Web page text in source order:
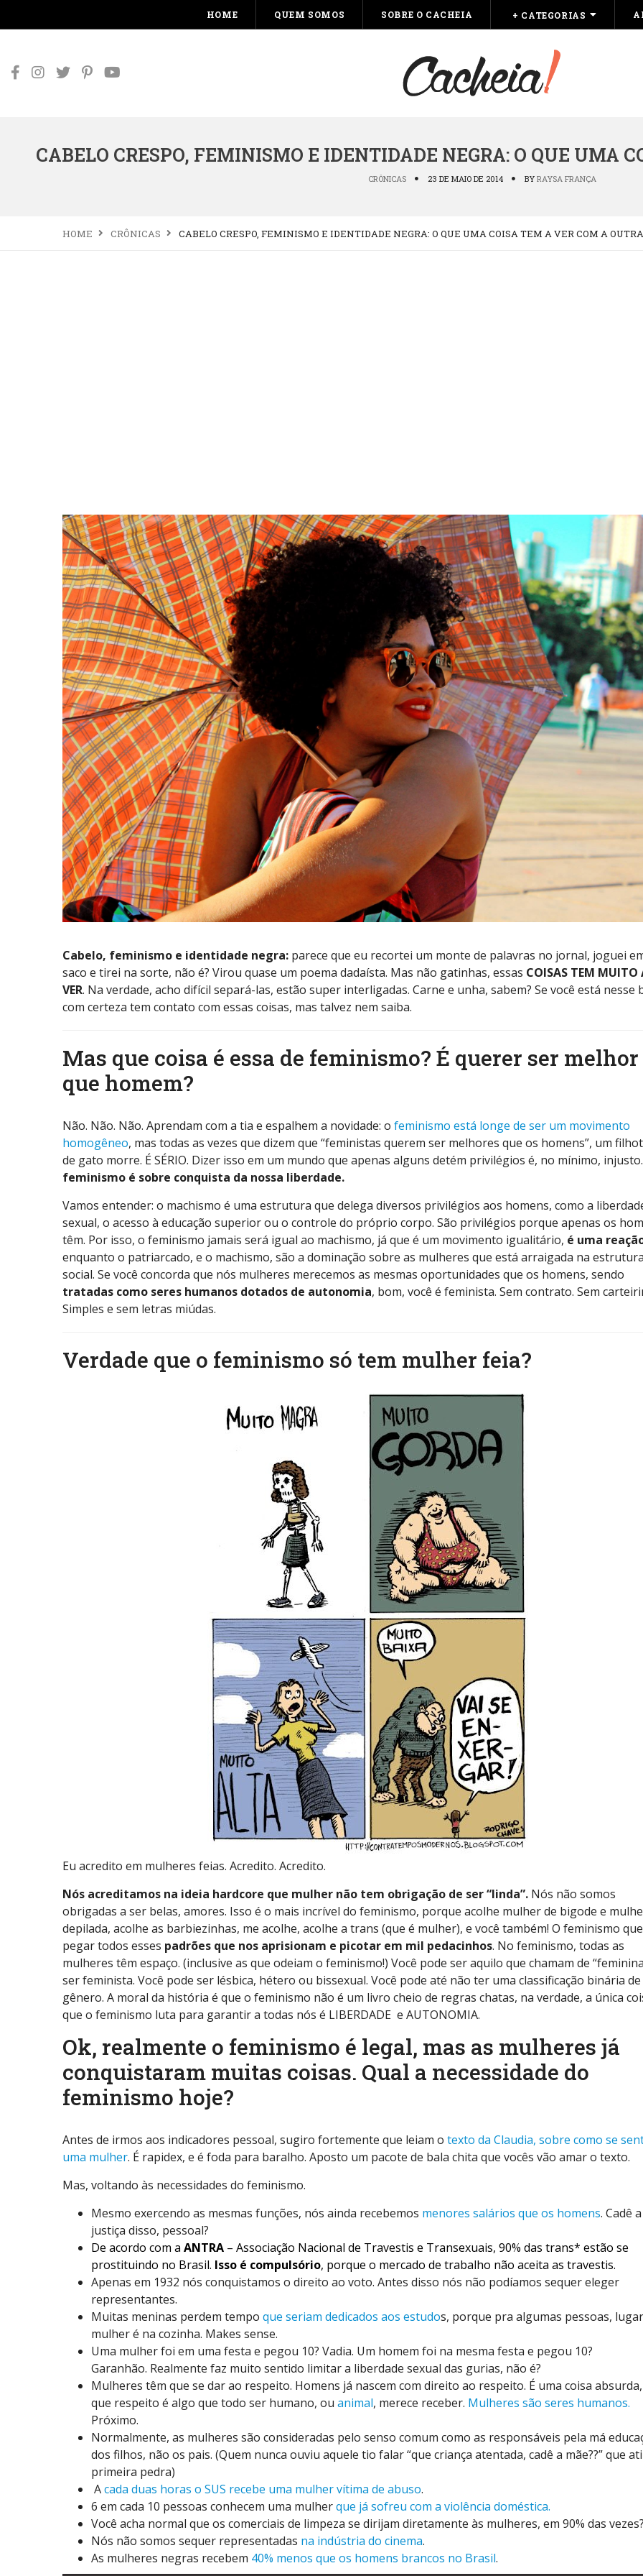
HOME QUEM SOMOS SOBRE O CACHEIA + CATEGORIAS
CABELO CRESPO, FEMINISMO E IDENTIDADE NEGRA: O QUE UMA
CRÔNICAS 23 DE MAIO DE 2014 BY RAYSA FRANÇA
HOME CRÔNICAS CABELO CRESPO, FEMINISMO E IDENTIDADE NEGRA: O QUE UMA COISA TEM A VER COM A
Cabelo, feminismo e identidade negra: parece que eu recortei um monte de palavras no jornal, joguei
saco e tirei na sorte, não é? Virou quase um poema dadaísta. Mas não gatinhas, essas COISAS TEM MUITO
VER. Na verdade, acho difícil separá-las, estão super interligadas. Carne e unha, sabem? Se você está nesse
com certeza tem contato com essas coisas, mas talvez nem saiba.
Mas que coisa é essa de feminismo? É querer ser
que homem?
Não. Não. Não. Aprendam com a tia e espalhem a novidade: o feminismo está longe de ser um movimento
homogêneo, mas todas as vezes que dizem que “feministas querem ser melhores que os homens”, um
de gato morre. É SÉRIO. Dizer isso em um mundo que apenas alguns detém privilégios é, no mínimo,
feminismo é sobre conquista da nossa liberdade.
Vamos entender: o machismo é uma estrutura que delega diversos privilégios aos homens, como a
sexual, o acesso à educação superior ou o controle do próprio corpo. São privilégios porque apenas os
têm. Por isso, o feminismo jamais será igual ao machismo, já que é um movimento igualitário, é uma
enquanto o patriarcado, e o machismo, são a dominação sobre as mulheres que está arraigada na
social. Se você concorda que nós mulheres merecemos as mesmas oportunidades que os homens, sendo
tratadas como seres humanos dotados de autonomia, bom, você é feminista. Sem contrato. Sem
Simples e sem letras miúdas.
Verdade que o feminismo só tem mulher feia?
Eu acredito em mulheres feias. Acredito. Acredito.
Nós acreditamos na ideia hardcore que mulher não tem obrigação de ser “linda”. Nós não somos
obrigadas a ser belas, amores. Isso é o mais incrível do feminismo, porque acolhe mulher de bigode e
depilada, acolhe as barbiezinhas, me acolhe, acolhe a trans (que é mulher), e você também! O feminismo
pegar todos esses padrões que nos aprisionam e picotar em mil pedacinhos. No feminismo, todas as
mulheres têm espaço. (inclusive as que odeiam o feminismo!) Você pode ser aquilo que chamam de
ser feminista. Você pode ser lésbica, hétero ou bissexual. Você pode até não ter uma classificação binária de
gênero. A moral da história é que o feminismo não é um livro cheio de regras chatas, na verdade, a única
que o feminismo luta para garantir a todas nós é LIBERDADE e AUTONOMIA.
Ok, realmente o feminismo é legal, mas as mulheres já
conquistaram muitas coisas. Qual a necessidade do
feminismo hoje?
Antes de irmos aos indicadores pessoal, sugiro fortemente que leiam o texto da Claudia, sobre como se
uma mulher. É rapidex, e é foda para baralho. Aposto um pacote de bala chita que vocês vão amar o texto.
Mas, voltando às necessidades do feminismo.
Mesmo exercendo as mesmas funções, nós ainda recebemos menores salários que os homens. Cadê a
justiça disso, pessoal?
De acordo com a ANTRA – Associação Nacional de Travestis e Transexuais, 90% das trans* estão se
prostituindo no Brasil. Isso é compulsório, porque o mercado de trabalho não aceita as travestis.
Apenas em 1932 nós conquistamos o direito ao voto. Antes disso nós não podíamos sequer eleger
representantes.
Muitas meninas perdem tempo que seriam dedicados aos estudos, porque pra algumas pessoas,
mulher é na cozinha. Makes sense.
Uma mulher foi em uma festa e pegou 10? Vadia. Um homem foi na mesma festa e pegou 10?
Garanhão. Realmente faz muito sentido limitar a liberdade sexual das gurias, não é?
Mulheres têm que se dar ao respeito. Homens já nascem com direito ao respeito. É uma coisa
que respeito é algo que todo ser humano, ou animal, merece receber. Mulheres são seres humanos.
Próximo.
Normalmente, as mulheres são consideradas pelo senso comum como as responsáveis pela má
dos filhos, não os pais. (Quem nunca ouviu aquele tio falar “que criança atentada, cadê a mãe??” que
primeira pedra)
Acada duas horas o SUS recebe uma mulher vítima de abuso.
6 em cada 10 pessoas conhecem uma mulherque já sofreu com a violência doméstica.
Você acha normal que os comerciais de limpeza se dirijam diretamente às mulheres, em 90% das
Nós não somos sequer representadas na indústria do cinema.
As mulheres negras recebem 40% menos que os homens brancos no Brasil.